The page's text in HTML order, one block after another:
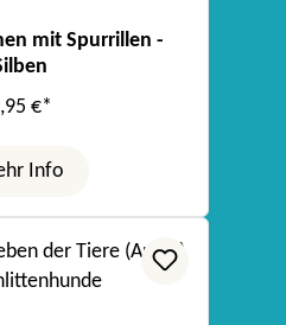
mit Spurrillen -
€*
Info